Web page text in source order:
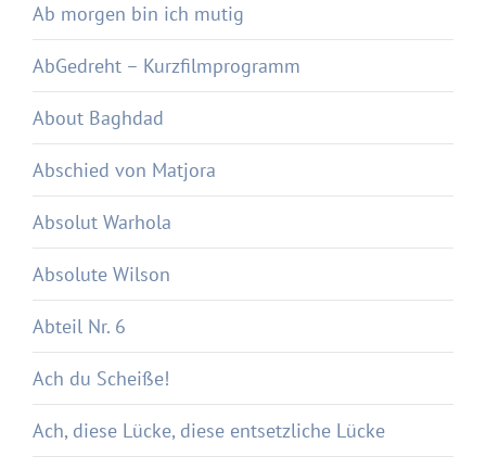
Ab morgen bin ich mutig
AbGedreht – Kurzfilmprogramm
About Baghdad
Abschied von Matjora
Absolut Warhola
Absolute Wilson
Abteil Nr. 6
Ach du Scheiße!
Ach, diese Lücke, diese entsetzliche Lücke